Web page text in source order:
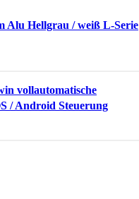
Alu Hellgrau / weiß L-Serie
vollautomatische
/ Android Steuerung